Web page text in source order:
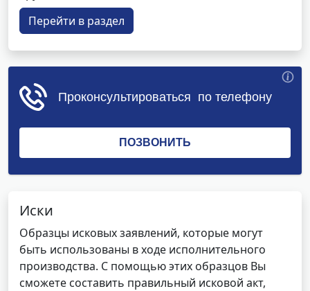
Перейти в раздел
Иски
Образцы исковых заявлений, которые могут
быть использованы в ходе исполнительного
производства. С помощью этих образцов Вы
сможете составить правильный исковой акт,